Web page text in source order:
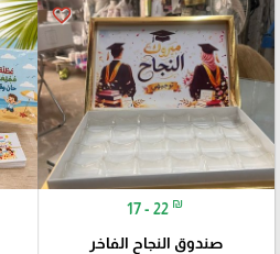
favorite_border
17 - 22 ₪
صندوق النجاح الفاخر